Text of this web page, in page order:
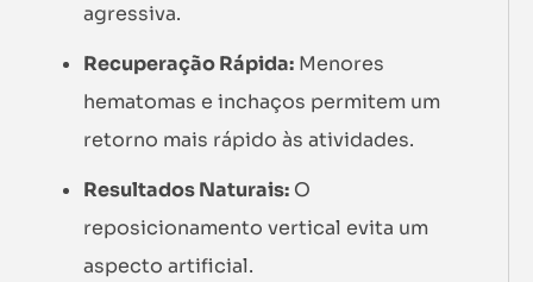
agressiva.
Recuperação Rápida: Menores
hematomas e inchaços permitem um
retorno mais rápido às atividades.
Resultados Naturais: O
reposicionamento vertical evita um
aspecto artificial.